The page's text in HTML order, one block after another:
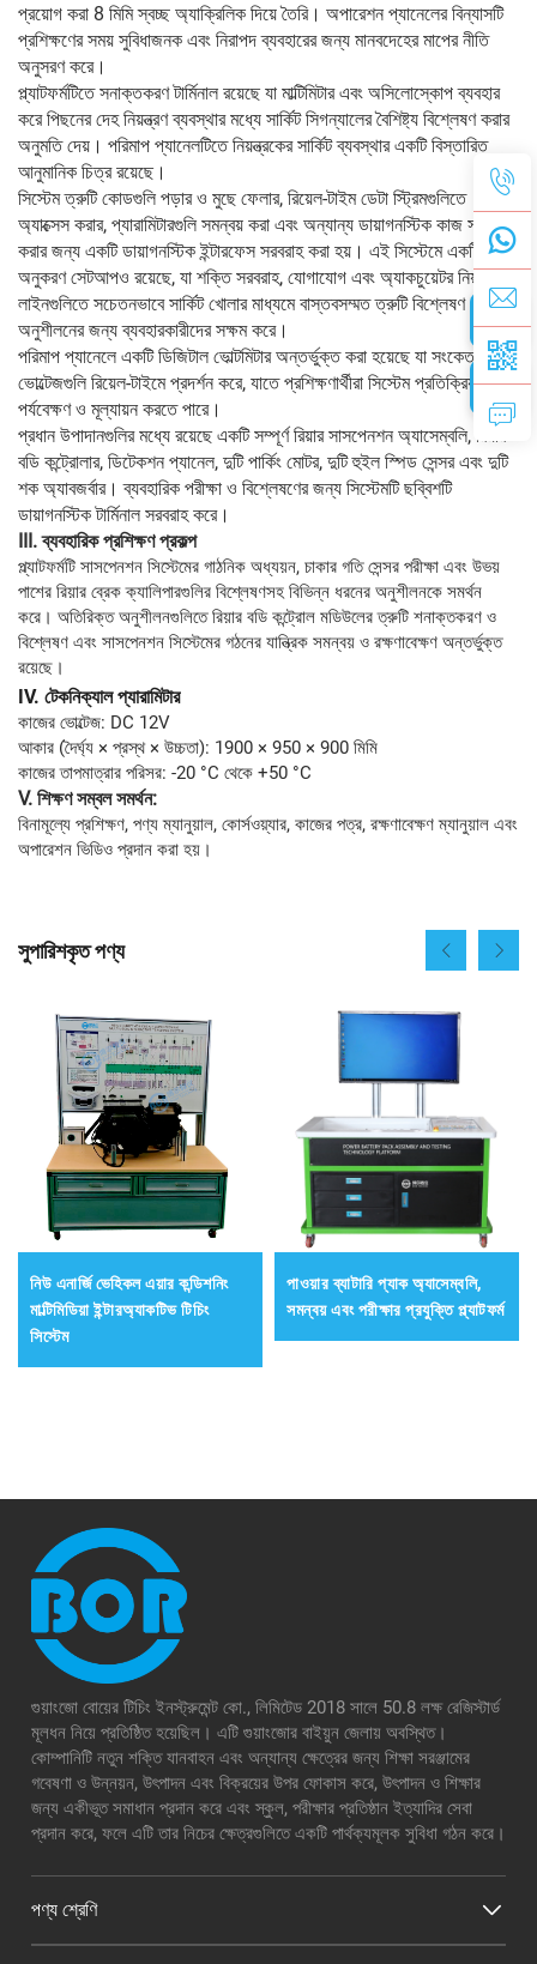
প্রয়োগ করা 8 মিমি স্বচ্ছ অ্যাক্রিলিক দিয়ে তৈরি। অপারেশন প্যানেলের বিন্যাসটি
প্রশিক্ষণের সময় সুবিধাজনক এবং নিরাপদ ব্যবহারের জন্য মানবদেহের মাপের নীতি
অনুসরণ করে।
প্ল্যাটফর্মটিতে সনাক্তকরণ টার্মিনাল রয়েছে যা মাল্টিমিটার এবং অসিলোস্কোপ ব্যবহার
করে পিছনের দেহ নিয়ন্ত্রণ ব্যবস্থার মধ্যে সার্কিট সিগন্যালের বৈশিষ্ট্য বিশ্লেষণ করার
অনুমতি দেয়। পরিমাপ প্যানেলটিতে নিয়ন্ত্রকের সার্কিট ব্যবস্থার একটি বিস্তারিত
আনুমানিক চিত্র রয়েছে।
সিস্টেম ত্রুটি কোডগুলি পড়ার ও মুছে ফেলার, রিয়েল-টাইম ডেটা স্ট্রিমগুলিতে
অ্যাক্সেস করার, প্যারামিটারগুলি সমন্বয় করা এবং অন্যান্য ডায়াগনস্টিক কাজ সম্পাদন
করার জন্য একটি ডায়াগনস্টিক ইন্টারফেস সরবরাহ করা হয়। এই সিস্টেমে একটি ত্রুটি
অনুকরণ সেটআপও রয়েছে, যা শক্তি সরবরাহ, যোগাযোগ এবং অ্যাকচুয়েটর নিয়ন্ত্রণ
লাইনগুলিতে সচেতনভাবে সার্কিট খোলার মাধ্যমে বাস্তবসম্মত ত্রুটি বিশ্লেষণ
অনুশীলনের জন্য ব্যবহারকারীদের সক্ষম করে।
পরিমাপ প্যানেলে একটি ডিজিটাল ভোল্টমিটার অন্তর্ভুক্ত করা হয়েছে যা সংকেত
ভোল্টেজগুলি রিয়েল-টাইমে প্রদর্শন করে, যাতে প্রশিক্ষণার্থীরা সিস্টেম প্রতিক্রিয়াগুলি
পর্যবেক্ষণ ও মূল্যায়ন করতে পারে।
প্রধান উপাদানগুলির মধ্যে রয়েছে একটি সম্পূর্ণ রিয়ার সাসপেনশন অ্যাসেম্বলি, রিয়ার
বডি কন্ট্রোলার, ডিটেকশন প্যানেল, দুটি পার্কিং মোটর, দুটি হুইল স্পিড সেন্সর এবং দুটি
শক অ্যাবজর্বার। ব্যবহারিক পরীক্ষা ও বিশ্লেষণের জন্য সিস্টেমটি ছব্বিশটি
ডায়াগনস্টিক টার্মিনাল সরবরাহ করে।
III. ব্যবহারিক প্রশিক্ষণ প্রকল্প
প্ল্যাটফর্মটি সাসপেনশন সিস্টেমের গাঠনিক অধ্যয়ন, চাকার গতি সেন্সর পরীক্ষা এবং উভয়
পাশের রিয়ার ব্রেক ক্যালিপারগুলির বিশ্লেষণসহ বিভিন্ন ধরনের অনুশীলনকে সমর্থন
করে। অতিরিক্ত অনুশীলনগুলিতে রিয়ার বডি কন্ট্রোল মডিউলের ত্রুটি শনাক্তকরণ ও
বিশ্লেষণ এবং সাসপেনশন সিস্টেমের গঠনের যান্ত্রিক সমন্বয় ও রক্ষণাবেক্ষণ অন্তর্ভুক্ত
রয়েছে।
IV. টেকনিক্যাল প্যারামিটার
কাজের ভোল্টেজ: DC 12V
আকার (দৈর্ঘ্য × প্রস্থ × উচ্চতা): 1900 × 950 × 900 মিমি
কাজের তাপমাত্রার পরিসর: -20 °C থেকে +50 °C
V. শিক্ষণ সম্বল সমর্থন:
বিনামূল্যে প্রশিক্ষণ, পণ্য ম্যানুয়াল, কোর্সওয়্যার, কাজের পত্র, রক্ষণাবেক্ষণ ম্যানুয়াল এবং
অপারেশন ভিডিও প্রদান করা হয়।
সুপারিশকৃত পণ্য
নিউ এনার্জি ভেহিকল এয়ার কন্ডিশনিং
মাল্টিমিডিয়া ইন্টারঅ্যাকটিভ টিচিং
সিস্টেম
পাওয়ার ব্যাটারি প্যাক অ্যাসেম্বলি,
সমন্বয় এবং পরীক্ষার প্রযুক্তি প্ল্যাটফর্ম
গুয়াংজো বোয়ের টিচিং ইনস্ট্রুমেন্ট কো., লিমিটেড 2018 সালে 50.8 লক্ষ রেজিস্টার্ড
মূলধন নিয়ে প্রতিষ্ঠিত হয়েছিল। এটি গুয়াংজোর বাইয়ুন জেলায় অবস্থিত।
কোম্পানিটি নতুন শক্তি যানবাহন এবং অন্যান্য ক্ষেত্রের জন্য শিক্ষা সরঞ্জামের
গবেষণা ও উন্নয়ন, উৎপাদন এবং বিক্রয়ের উপর ফোকাস করে, উৎপাদন ও শিক্ষার
জন্য একীভূত সমাধান প্রদান করে এবং স্কুল, পরীক্ষার প্রতিষ্ঠান ইত্যাদির সেবা
প্রদান করে, ফলে এটি তার নিচের ক্ষেত্রগুলিতে একটি পার্থক্যমূলক সুবিধা গঠন করে।
পণ্য শ্রেণি